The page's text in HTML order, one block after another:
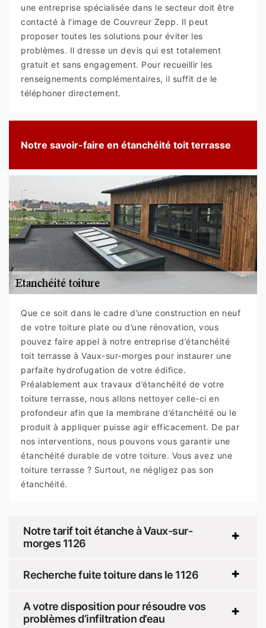
une entreprise spécialisée dans le secteur doit être
contacté à l'image de Couvreur Zepp. Il peut
proposer toutes les solutions pour éviter les
problèmes. Il dresse un devis qui est totalement
gratuit et sans engagement. Pour recueillir les
renseignements complémentaires, il suffit de le
téléphoner directement.
Notre savoir-faire en étanchéité toit terrasse
Que ce soit dans le cadre d’une construction en neuf
de votre toiture plate ou d’une rénovation, vous
pouvez faire appel à notre entreprise d’étanchéité
toit terrasse à Vaux-sur-morges pour instaurer une
parfaite hydrofugation de votre édifice.
Préalablement aux travaux d’étanchéité de votre
toiture terrasse, nous allons nettoyer celle-ci en
profondeur afin que la membrane d’étanchéité ou le
produit à appliquer puisse agir efficacement. De par
nos interventions, nous pouvons vous garantir une
étanchéité durable de votre toiture. Vous avez une
toiture terrasse ? Surtout, ne négligez pas son
étanchéité.
Notre tarif toit étanche à Vaux-sur-
morges 1126
Recherche fuite toiture dans le 1126
A votre disposition pour résoudre vos
problèmes d’infiltration d’eau